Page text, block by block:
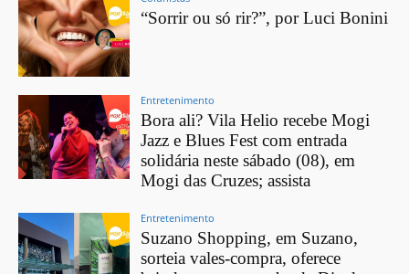
“Sorrir ou só rir?”, por Luci Bonini
Entretenimento
Bora ali? Vila Helio recebe Mogi
Jazz e Blues Fest com entrada
solidária neste sábado (08), em
Mogi das Cruzes; assista
Entretenimento
Suzano Shopping, em Suzano,
sorteia vales-compra, oferece